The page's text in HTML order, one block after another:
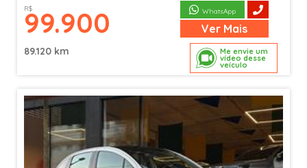
Me envie um
vídeo desse
veículo
R$
99.900 WhatsApp
Ver Mais
89.120 km